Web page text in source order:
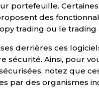
portefeuille.
des
trading ou le trading
derrières ces
sécurité. Ainsi, pour
notez que
par des organismes